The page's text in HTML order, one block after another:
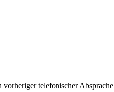
vorheriger telefonischer